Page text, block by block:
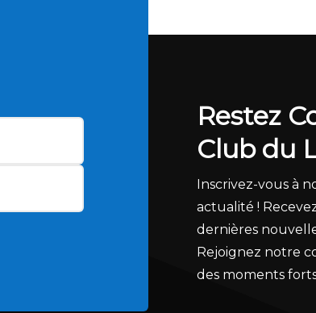
Restez
Club du
Inscrivez-vous à
actualité !
dernières
Rejoignez notre
des moments